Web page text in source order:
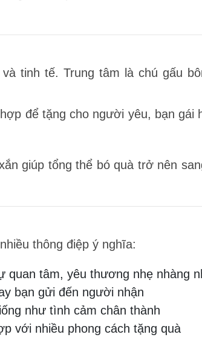
tinh tế. Trung tâm là chú gấu
để tặng cho người yêu, bạn gái
giúp tổng thể bó quà trở nên
thông điệp ý nghĩa:
quan tâm, yêu thương nhẹ nhàng
bạn gửi đến người nhận
như tình cảm chân thành
với nhiều phong cách tặng quà